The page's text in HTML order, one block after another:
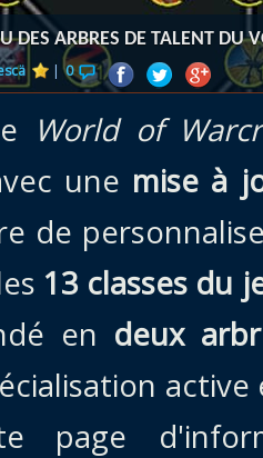
des îles
Uldum
Val
DES ARBRES DE TALENT DU
| 0
World of
une mise à
de
13 classes du
en deux
page